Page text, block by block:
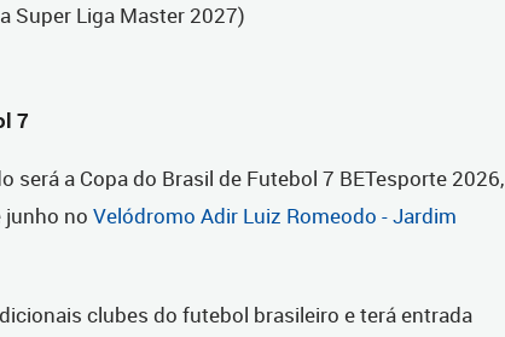
Super Liga Master 2027)
7
será a Copa do Brasil de Futebol 7 BETesporte 2026,
junho no Velódromo Adir Luiz Romeodo - Jardim
clubes do futebol brasileiro e terá entrada